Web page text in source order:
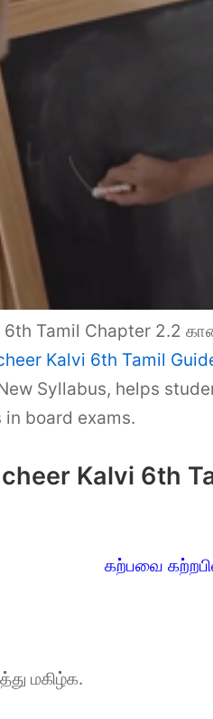
Tamil Chapter 2.2
Kalvi 6th Tamil
Syllabus, helps
board exams.
Kalvi 6th
கற்பவை
மகிழ்க.